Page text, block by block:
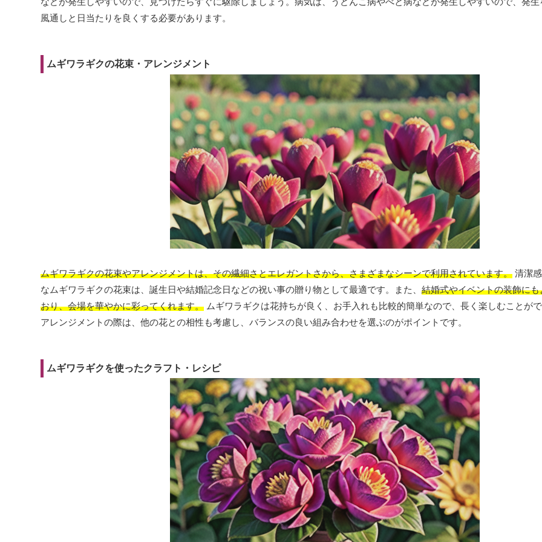
風通しと日当たりを良くする必要があります。
ムギワラギクの花束・アレンジメント
ムギワラギクの花束やアレンジメントは、その繊細さとエレガントさから、さまざまなシーンで利用されています。 清潔
なムギワラギクの花束は、誕生日や結婚記念日などの祝い事の贈り物として最適です。また、 結婚式やイベントの装飾に
おり、会場を華やかに彩ってくれます。 ムギワラギクは花持ちが良く、お手入れも比較的簡単なので、長く楽しむことが
アレンジメントの際は、他の花との相性も考慮し、バランスの良い組み合わせを選ぶのがポイントです。
ムギワラギクを使ったクラフト・レシピ